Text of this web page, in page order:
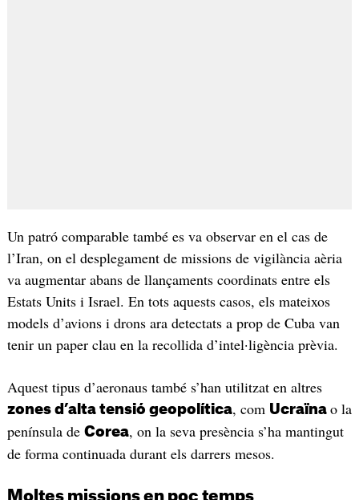
Un patró comparable també es va observar en el cas de
l’Iran, on el desplegament de missions de vigilància aèria
va augmentar abans de llançaments coordinats entre els
Estats Units i Israel. En tots aquests casos, els mateixos
models d’avions i drons ara detectats a prop de Cuba van
tenir un paper clau en la recollida d’intel·ligència prèvia.
Aquest tipus d’aeronaus també s’han utilitzat en altres
zones d’alta tensió geopolítica, com Ucraïna o la
península de Corea, on la seva presència s’ha mantingut
de forma continuada durant els darrers mesos.
Moltes missions en poc temps